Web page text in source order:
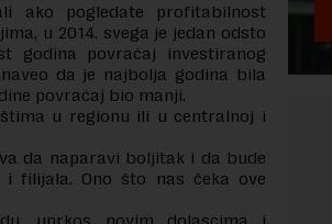
ako pogledate profitabilnost
u 2014. svega je jedan odsto
godina povraćaj investiranog
da je najbolja godina bila
povraćaj bio manji.
u regionu ili u centralnoj i
da naparavi boljitak i da bude
i filijala. Ono što nas čeka ove